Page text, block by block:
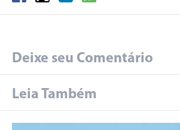
Deixe seu Comentário
Leia Também